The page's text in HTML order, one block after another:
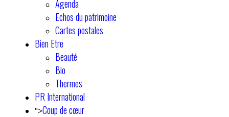
Agenda
Echos du patrimoine
Cartes postales
Bien Etre
Beauté
Bio
Thermes
PR International
">Coup de cœur